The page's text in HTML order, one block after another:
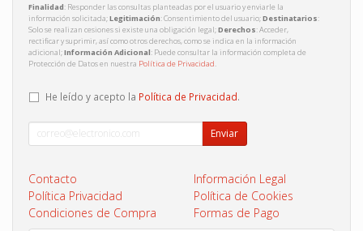
Finalidad: Responder las consultas planteadas por el usuario y enviarle la
información solicitada;Legitimación: Consentimiento del usuario;Destinatarios:
Solo se realizan cesiones si existe una obligación legal;Derechos: Acceder,
rectificar y suprimir, así como otros derechos, como se indica en la información
adicional;Información Adicional: Puede consultar la información completa de
Protección de Datos en nuestra Política de Privacidad.
He leído y acepto la Política de Privacidad.
Enviar
Contacto
Información Legal
Política Privacidad
Política de Cookies
Condiciones de Compra
Formas de Pago